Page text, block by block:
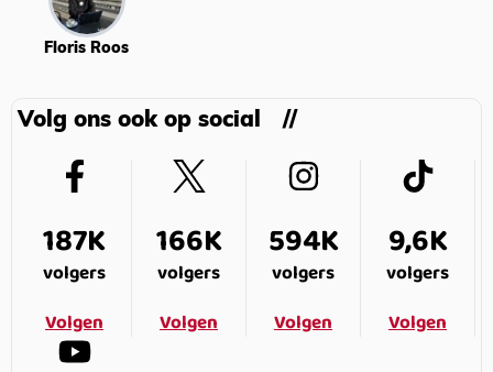
Floris Roos
Volg ons ook op social
187K
volgers
Volgen
166K
volgers
Volgen
594K
volgers
Volgen
9,6K
volgers
Volgen